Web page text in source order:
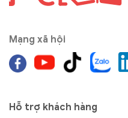
Mạng xã hội
Hỗ trợ khách hàng